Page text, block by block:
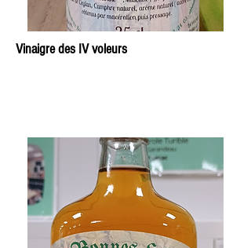
Vinaigre des IV voleurs